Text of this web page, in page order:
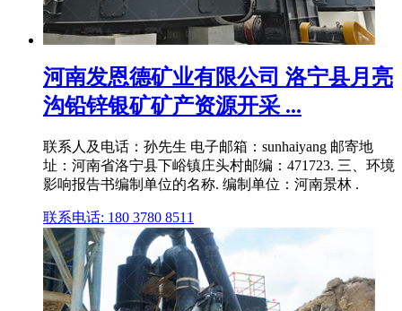
河南发恩德矿业有限公司 洛宁县月亮
沟铅锌银矿矿产资源开采 ...
联系人及电话：孙先生 电子邮箱：sunhaiyang 邮寄地
址：河南省洛宁县下峪镇庄头村邮编：471723. 三、环境
影响报告书编制单位的名称. 编制单位：河南景林 .
联系电话: 180 3780 8511